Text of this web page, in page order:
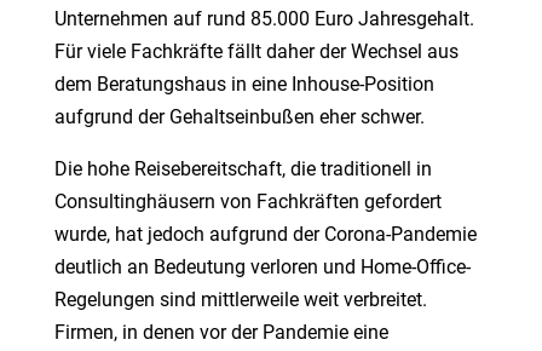
Unternehmen auf rund 85.000 Euro Jahresgehalt.
Für viele Fachkräfte fällt daher der Wechsel aus
dem Beratungshaus in eine Inhouse-Position
aufgrund der Gehaltseinbußen eher schwer.
Die hohe Reisebereitschaft, die traditionell in
Consultinghäusern von Fachkräften gefordert
wurde, hat jedoch aufgrund der Corona-Pandemie
deutlich an Bedeutung verloren und Home-Office-
Regelungen sind mittlerweile weit verbreitet.
Firmen, in denen vor der Pandemie eine